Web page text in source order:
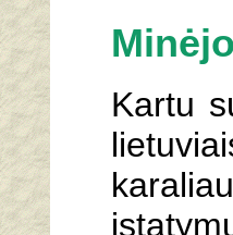
Kartu